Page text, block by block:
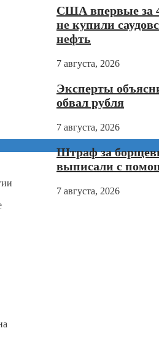
США впервые за
не купили
нефть
7 августа, 2026
Эксперты
обвал рубля
7 августа, 2026
Штраф за
выписали с
7 августа, 2026